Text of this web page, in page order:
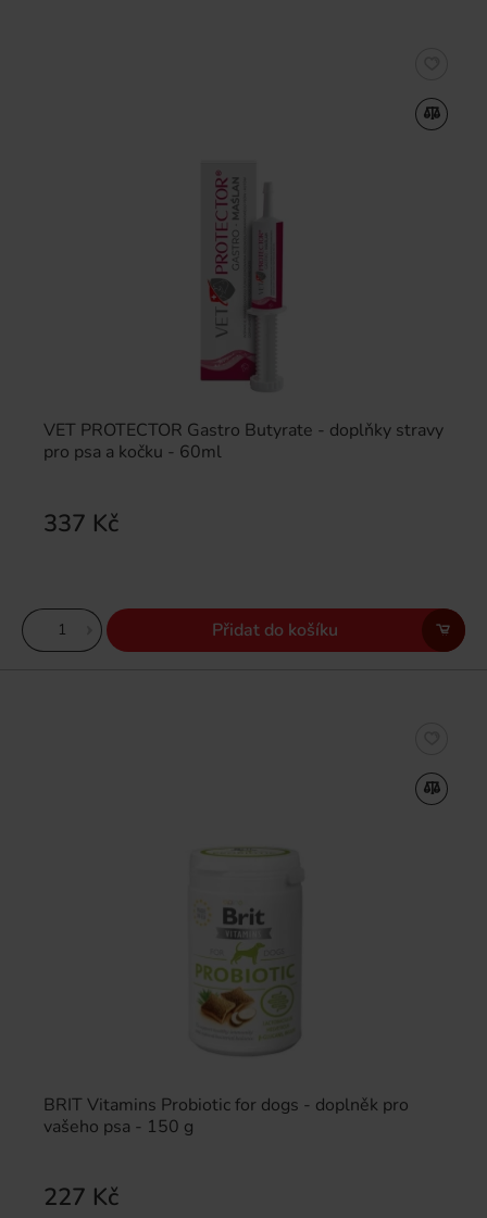
VET PROTECTOR Gastro Butyrate - doplňky stravy
pro psa a kočku - 60ml
337 Kč
Přidat do košíku
BRIT Vitamins Probiotic for dogs - doplněk pro
vašeho psa - 150 g
227 Kč